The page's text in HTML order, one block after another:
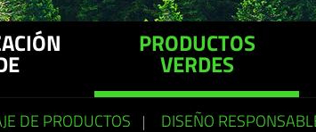
PRODUCTOS
VERDES
DE PRODUCTOS DISEÑO